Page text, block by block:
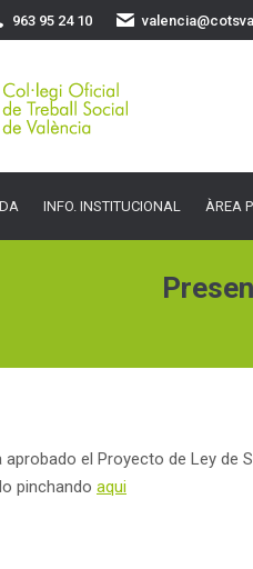
963 95 24 10
INFO. INSTITUCIONAL ÀREA
aprobado el Proyecto de Ley de
pinchando aqui
ÀREA